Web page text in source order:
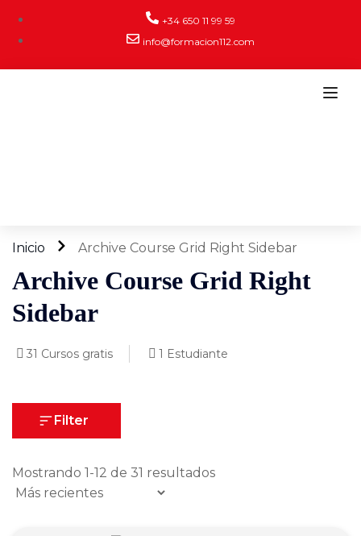
+34 650 11 99 59
info@formacion112.com
Inicio Archive Course Grid Right Sidebar
Archive Course Grid Right
Sidebar
31 Cursos gratis 1 Estudiante
Filter
Mostrando 1-12 de 31 resultados